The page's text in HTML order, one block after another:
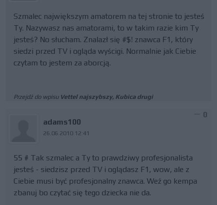
Szmalec największym amatorem na tej stronie to jesteś
Ty. Nazywasz nas amatorami, to w takim razie kim Ty
jesteś? No słucham. Znalazł się #$! znawca F1, który
siedzi przed TV i ogląda wyścigi. Normalnie jak Ciebie
czytam to jestem za aborcją.
Przejdź do wpisu Vettel najszybszy, Kubica drugi
adams100
26.06.2010 12:41
0
55 # Tak szmalec a Ty to prawdziwy profesjonalista
jesteś - siedzisz przed TV i oglądasz F1, wow, ale z
Ciebie musi być profesjonalny znawca. Weź go kempa
zbanuj bo czytać się tego dziecka nie da.